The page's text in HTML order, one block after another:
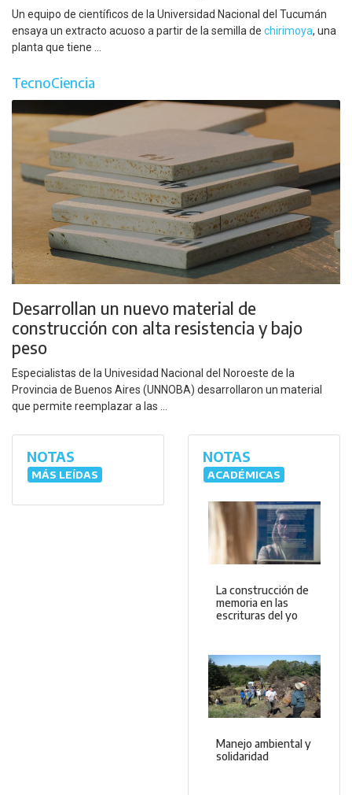
Un equipo de científicos de la Universidad Nacional del Tucumán
ensaya un extracto acuoso a partir de la semilla de chirimoya, una
planta que tiene ...
TecnoCiencia
Desarrollan un nuevo material de
construcción con alta resistencia y bajo
peso
Especialistas de la Univesidad Nacional del Noroeste de la
Provincia de Buenos Aires (UNNOBA) desarrollaron un material
que permite reemplazar a las ...
NOTAS
MÁS LEÍDAS
NOTAS
ACADÉMICAS
La construcción de
memoria en las
escrituras del yo
Manejo ambiental y
solidaridad